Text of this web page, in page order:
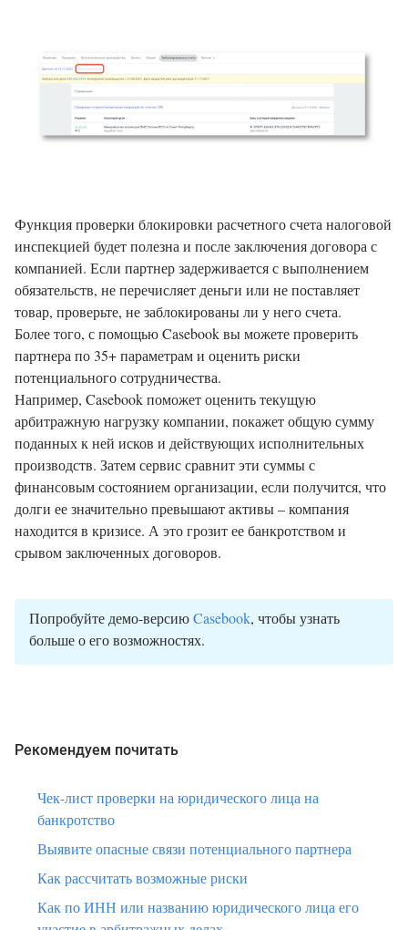
Функция проверки блокировки расчетного счета налоговой
инспекцией будет полезна и после заключения договора с
компанией. Если партнер задерживается с выполнением
обязательств, не перечисляет деньги или не поставляет
товар, проверьте, не заблокированы ли у него счета.
Более того, с помощью Casebook вы можете проверить
партнера по 35+ параметрам и оценить риски
потенциального сотрудничества.
Например, Casebook поможет оценить текущую
арбитражную нагрузку компании, покажет общую сумму
поданных к ней исков и действующих исполнительных
производств. Затем сервис сравнит эти суммы с
финансовым состоянием организации, если получится, что
долги ее значительно превышают активы – компания
находится в кризисе. А это грозит ее банкротством и
срывом заключенных договоров.
Попробуйте демо-версиюCasebook, чтобы узнать
больше о его возможностях.
Рекомендуем почитать
Чек-лист проверки на юридического лица на
банкротство
Выявите опасные связи потенциального партнера
Как рассчитать возможные риски
Как по ИНН или названию юридического лица его